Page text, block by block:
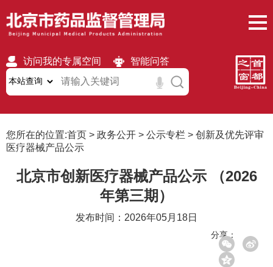
访问我的专属空间 智能问答
无障碍 繁體 移动版
您所在的位置:首页 > 政务公开 > 公示专栏 > 创新及优先评审
医疗器械产品公示
北京市创新医疗器械产品公示 （2026
年第三期）
发布时间：2026年05月18日
分享：